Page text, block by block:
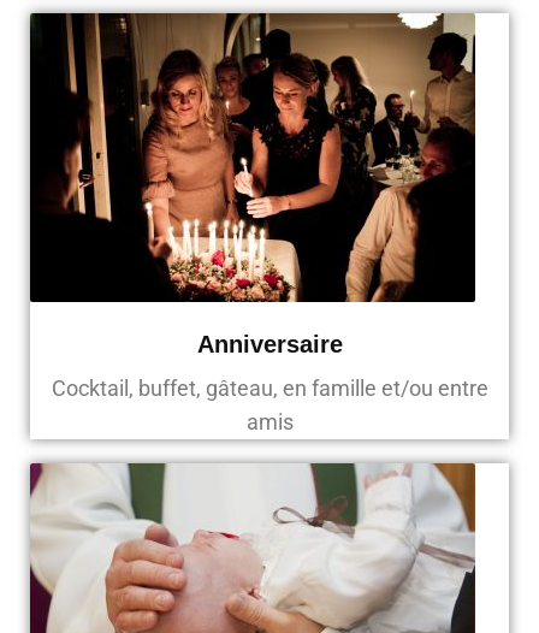
Anniversaire
Cocktail, buffet, gâteau, en famille et/ou entre
amis